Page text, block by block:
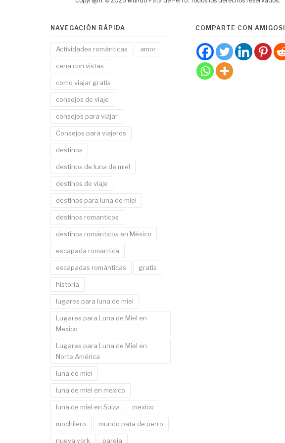
NAVEGACIÓN RÁPIDA
Actividades románticas amor
cena con vistas
como viajar gratis
consejos de viaje
consejos para viajar
Consejos para viajeros
destinos
destinos de luna de miel
destinos de viaje
destinos para luna de miel
destinos romanticos
destinos románticos en México
escapada romantica
escapadas románticas gratis
historia
lugares para luna de miel
Lugares para Luna de Miel en
Mexico
Lugares para Luna de Miel en
Norte América
luna de miel
luna de miel en mexico
luna de miel en Suiza mexico
mochilero mundo pata de perro
nueva york pareja
COMPARTE CON AMIGOS!